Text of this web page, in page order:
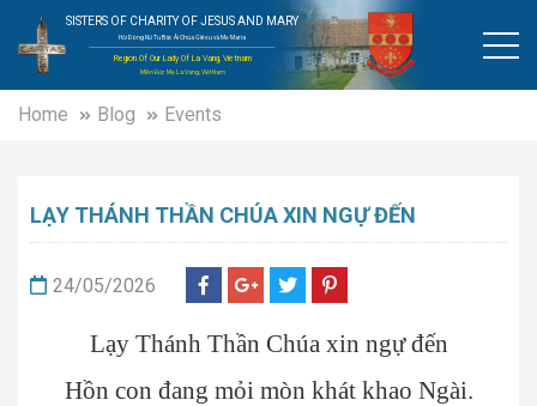
SISTERS OF CHARITY OF JESUS AND MARY
Hội Dòng Nữ Tu Bác Ái Chúa Giêsu và Mẹ Maria
Region Of Our Lady Of La Vang, Vietnam
Miền Đức Mẹ La Vang, Việt Nam
Home Blog Events
LẠY THÁNH THẦN CHÚA XIN NGỰ ĐẾN
24/05/2026
Lạy Thánh Thần Chúa xin ngự đến
Hồn con đang mỏi mòn khát khao Ngài.